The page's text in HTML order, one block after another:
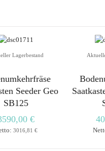
Lagerbestand
Seeder Geo
SB125
€
3016,81 €